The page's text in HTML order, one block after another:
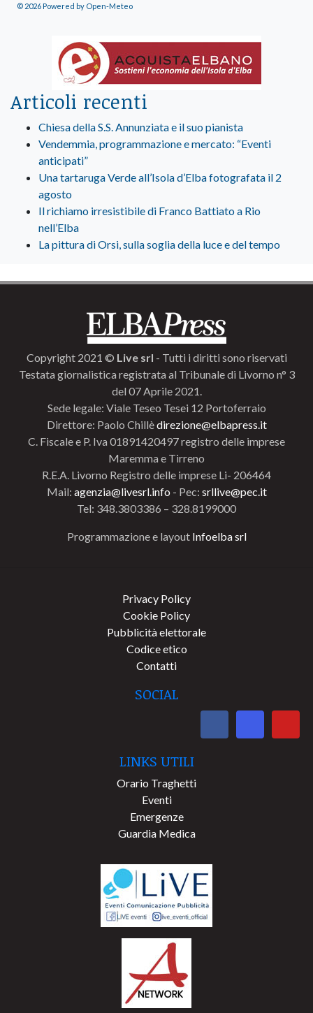
© 2026 Powered by Open-Meteo
Articoli recenti
Chiesa della S.S. Annunziata e il suo pianista
Vendemmia, programmazione e mercato: “Eventi
anticipati”
Una tartaruga Verde all’Isola d’Elba fotografata il 2
agosto
Il richiamo irresistibile di Franco Battiato a Rio
nell’Elba
La pittura di Orsi, sulla soglia della luce e del tempo
Copyright 2021 © Live srl - Tutti i diritti sono riservati
Testata giornalistica registrata al Tribunale di Livorno n° 3
del 07 Aprile 2021.
Sede legale: Viale Teseo Tesei 12 Portoferraio
Direttore: Paolo Chillèdirezione@elbapress.it
C. Fiscale e P. Iva 01891420497 registro delle imprese
Maremma e Tirreno
R.E.A. Livorno Registro delle imprese Li- 206464
Mail: agenzia@livesrl.info - Pec: srllive@pec.it
Tel: 348.3803386 – 328.8199000
Programmazione e layout Infoelba srl
Privacy Policy
Cookie Policy
Pubblicità elettorale
Codice etico
Contatti
SOCIAL
LINKS UTILI
Orario Traghetti
Eventi
Emergenze
Guardia Medica